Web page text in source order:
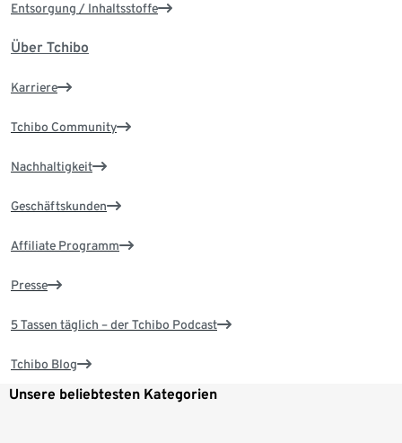
Entsorgung / Inhaltsstoffe
Über Tchibo
Karriere
Tchibo Community
Nachhaltigkeit
Geschäftskunden
Affiliate Programm
Presse
5 Tassen täglich – der Tchibo Podcast
Tchibo Blog
Unsere beliebtesten Kategorien